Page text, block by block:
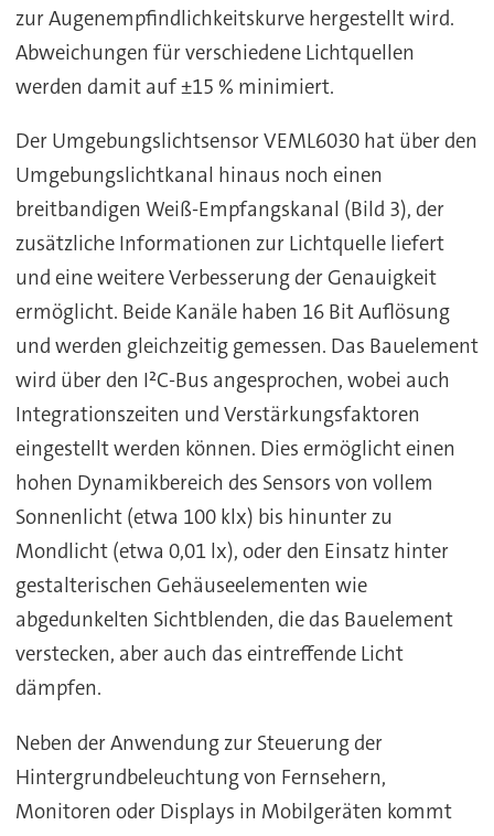
zur Augenempfindlichkeitskurve hergestellt wird.
Abweichungen für verschiedene Lichtquellen
werden damit auf ±15 % minimiert.
Der Umgebungslichtsensor VEML6030 hat über den
Umgebungslichtkanal hinaus noch einen
breitbandigen Weiß-Empfangskanal (Bild 3), der
zusätzliche Informationen zur Lichtquelle liefert
und eine weitere Verbesserung der Genauigkeit
ermöglicht. Beide Kanäle haben 16 Bit Auflösung
und werden gleichzeitig gemessen. Das Bauelement
wird über den I²C-Bus angesprochen, wobei auch
Integrationszeiten und Verstärkungsfaktoren
eingestellt werden können. Dies ermöglicht einen
hohen Dynamikbereich des Sensors von vollem
Sonnenlicht (etwa 100 klx) bis hinunter zu
Mondlicht (etwa 0,01 lx), oder den Einsatz hinter
gestalterischen Gehäuseelementen wie
abgedunkelten Sichtblenden, die das Bauelement
verstecken, aber auch das eintreffende Licht
dämpfen.
Neben der Anwendung zur Steuerung der
Hintergrundbeleuchtung von Fernsehern,
Monitoren oder Displays in Mobilgeräten kommt